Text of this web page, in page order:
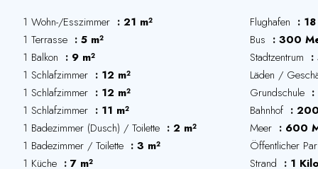
1 Wohn-/Esszimmer
21 m²
1 Terrasse
5 m²
1 Balkon
9 m²
1 Schlafzimmer
12 m²
1 Schlafzimmer
12 m²
1 Schlafzimmer
11 m²
1 Badezimmer (Dusch) / Toilette
2 m²
1 Badezimmer / Toilette
3 m²
1 Küche
7 m²
Flughafen
Bus
300
Stadtzentrum
Läden /
Grundschule
Bahnhof
Meer
600
Öffentlicher
Strand
1